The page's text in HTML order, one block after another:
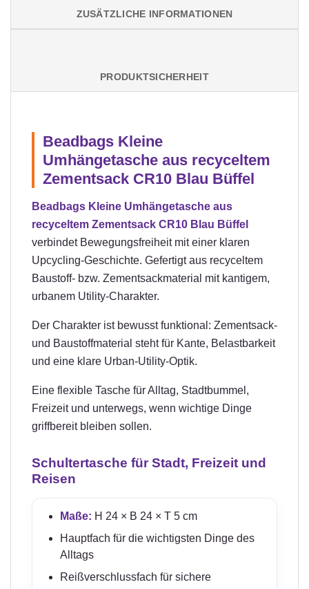
ZUSÄTZLICHE INFORMATIONEN
PRODUKTSICHERHEIT
Beadbags Kleine
Umhängetasche aus recyceltem
Zementsack CR10 Blau Büffel
Beadbags Kleine Umhängetasche aus
recyceltem Zementsack CR10 Blau Büffel
verbindet Bewegungsfreiheit mit einer klaren
Upcycling-Geschichte. Gefertigt aus recyceltem
Baustoff- bzw. Zementsackmaterial mit kantigem,
urbanem Utility-Charakter.
Der Charakter ist bewusst funktional: Zementsack-
und Baustoffmaterial steht für Kante, Belastbarkeit
und eine klare Urban-Utility-Optik.
Eine flexible Tasche für Alltag, Stadtbummel,
Freizeit und unterwegs, wenn wichtige Dinge
griffbereit bleiben sollen.
Schultertasche für Stadt, Freizeit und
Reisen
Maße: H 24 × B 24 × T 5 cm
Hauptfach für die wichtigsten Dinge des
Alltags
Reißverschlussfach für sichere